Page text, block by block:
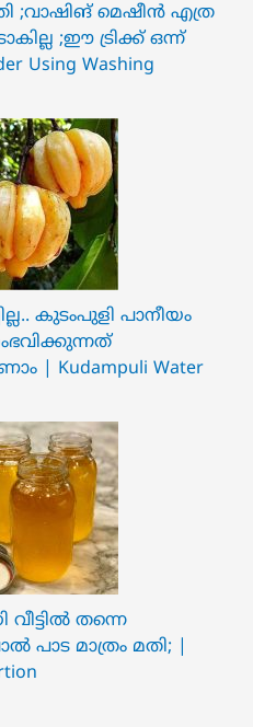
;വാഷിങ് മെഷീൻ എത്ര
;ഈ ട്രിക്ക് ഒന്ന്
Using Washing
ക‍ു‌ടംപുളി പാനീയം
| Kudampuli Water
തന്നെ
പാട മാത്രം മതി; |